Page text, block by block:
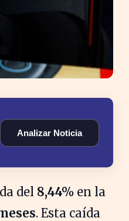
Analizar Noticia
del 8,44% en la
. Esta caída